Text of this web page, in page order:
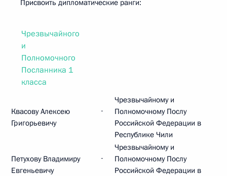
Присвоить дипломатические ранги:
Чрезвычайного
и
Полномочного
Посланника 1
класса
Квасову Алексею
Григорьевичу
-
Чрезвычайному и
Полномочному Послу
Российской Федерации в
Республике Чили
Петухову Владимиру
Евгеньевичу
-
Чрезвычайному и
Полномочному Послу
Российской Федерации в